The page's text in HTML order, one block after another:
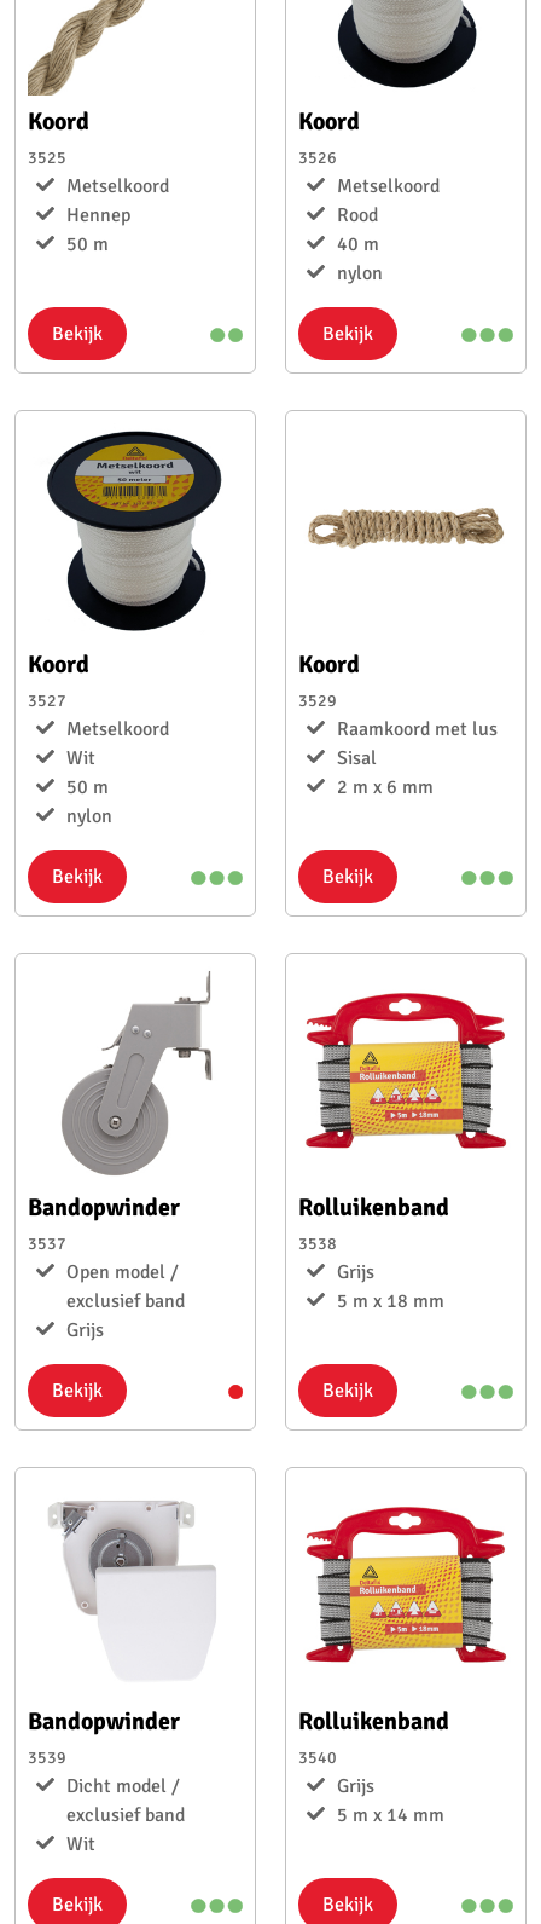
Koord
3525
Metselkoord
Hennep
50 m
Bekijk
Koord
3526
Metselkoord
Rood
40 m
nylon
Bekijk
Koord
3527
Metselkoord
Wit
50 m
nylon
Bekijk
Koord
3529
Raamkoord met lus
Sisal
2 m x 6 mm
Bekijk
Bandopwinder
3537
Open model /
exclusief band
Grijs
Bekijk
Rolluikenband
3538
Grijs
5 m x 18 mm
Bekijk
Bandopwinder
3539
Dicht model /
exclusief band
Wit
Bekijk
Rolluikenband
3540
Grijs
5 m x 14 mm
Bekijk